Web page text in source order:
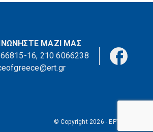
ΜΑΖΙ ΜΑΣ
16, 210 6066238
© Copyright 2026 - ΕΡΤ Α.Ε.